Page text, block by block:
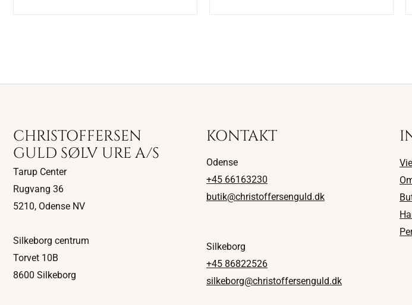
CHRISTOFFERSEN
GULD SØLV URE A/S
Tarup Center
Rugvang 36
5210, Odense NV
Silkeborg centrum
Torvet 10B
8600 Silkeborg
KONTAKT
Odense
+45 66163230
butik@christoffersenguld.dk
Silkeborg
+45 86822526
silkeborg@christoffersenguld.dk